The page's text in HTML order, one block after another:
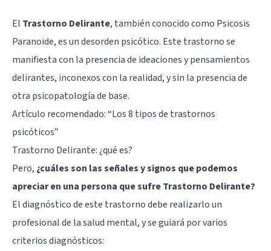
El Trastorno Delirante, también conocido como Psicosis
Paranoide, es un desorden psicótico. Este trastorno se
manifiesta con la presencia de ideaciones y pensamientos
delirantes, inconexos con la realidad, y sin la presencia de
otra psicopatología de base.
Artículo recomendado:“Los 8 tipos de trastornos
psicóticos”
Trastorno Delirante: ¿qué es?
Pero, ¿cuáles son las señales y signos que podemos
apreciar en una persona que sufre Trastorno Delirante?
El diagnóstico de este trastorno debe realizarlo un
profesional de la salud mental, y se guiará por varios
criterios diagnósticos: